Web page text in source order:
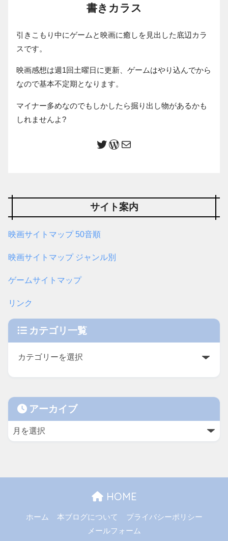
書きカラス
引きこもり中にゲームと映画に癒しを見出した底辺カラ
スです。
映画感想は週1回土曜日に更新、ゲームはやり込んでから
なので基本不定期となります。
マイナー多めなのでもしかしたら掘り出し物があるかも
しれませんよ?
サイト案内
映画サイトマップ 50音順
映画サイトマップ ジャンル別
ゲームサイトマップ
リンク
カテゴリ一覧
アーカイブ
HOME
ホーム 本ブログについて
プライバシーポリシー
メールフォーム